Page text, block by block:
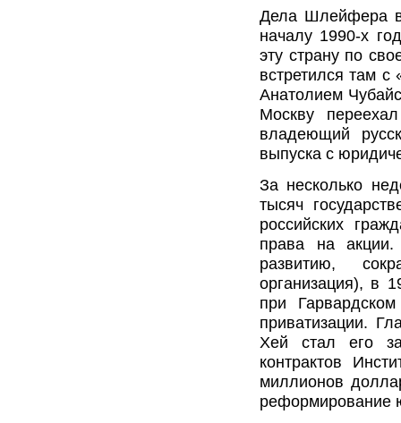
Дела Шлейфера в
началу 1990-x
эту страну по
встретился там
Анатолием
Москву
владеющий
выпуска с
За несколько
тысяч
российских
права на
развитию,
организация), в
при
приватизации.
Хей стал его
контрактов
миллионов
реформирование